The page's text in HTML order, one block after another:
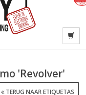
'Revolver'
TERUG NAAR ETIQUETAS